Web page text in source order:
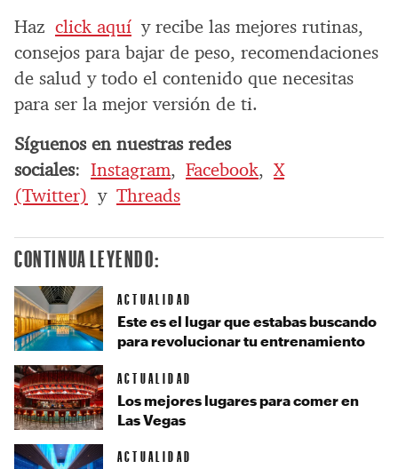
Haz click aquí y recibe las mejores rutinas,
consejos para bajar de peso, recomendaciones
de salud y todo el contenido que necesitas
para ser la mejor versión de ti.
Síguenos en nuestras redes
sociales: Instagram, Facebook,X
(Twitter) y Threads
CONTINUA LEYENDO:
ACTUALIDAD
Este es el lugar que estabas buscando
para revolucionar tu entrenamiento
ACTUALIDAD
Los mejores lugares para comer en
Las Vegas
ACTUALIDAD